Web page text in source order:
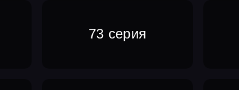
73 серия